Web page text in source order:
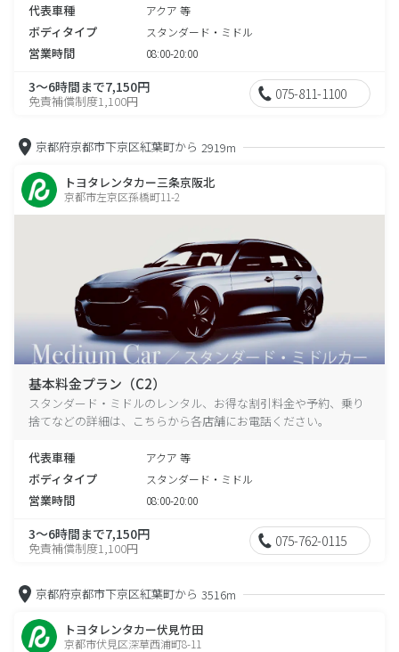
代表車種 アクア 等
ボディタイプ スタンダード・ミドル
営業時間 08:00-20:00
3～6時間まで7,150円
免責補償制度1,100円 075-811-1100
京都府京都市下京区紅葉町から 2919m
トヨタレンタカー三条京阪北
京都市左京区孫橋町11-2
基本料金プラン（C2）
スタンダード・ミドルのレンタル、お得な割引料金や予約、乗り
捨てなどの詳細は、こちらから各店舗にお電話ください。
代表車種 アクア 等
ボディタイプ スタンダード・ミドル
営業時間 08:00-20:00
3～6時間まで7,150円
免責補償制度1,100円 075-762-0115
京都府京都市下京区紅葉町から 3516m
トヨタレンタカー伏見竹田
京都市伏見区深草西浦町8-11